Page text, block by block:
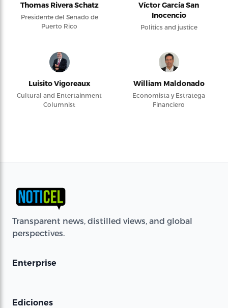
Thomas Rivera Schatz
Presidente del Senado de
Puerto Rico
Víctor García San
Inocencio
Politics and justice
Luisito Vigoreaux
Cultural and Entertainment
Columnist
William Maldonado
Economista y Estratega
Financiero
Transparent news, distilled views, and global
perspectives.
Enterprise
Ediciones